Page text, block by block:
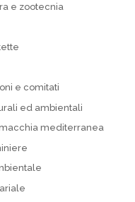
e zootecnia
e comitati
ed ambientali
mediterranea